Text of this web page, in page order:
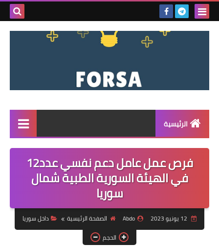
بحث
الرئيسية
القائمة
مناقصات
فرص عمل داخل سوريا
فرص عمل في تركيا
فرص عمل في العراق
فرص عمل عامل دعم نفسي عدد12
في الهيئة السورية الطبية شمال
سوريا
Abdo الصفحة الرئيسية
داخل سوريا
الحجم